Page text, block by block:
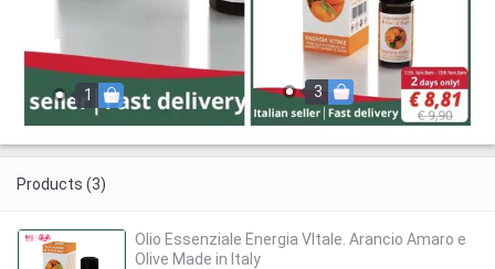
3
1
Products (3)
Olio Essenziale Energia VItale. Arancio Amaro e
Olive Made in Italy